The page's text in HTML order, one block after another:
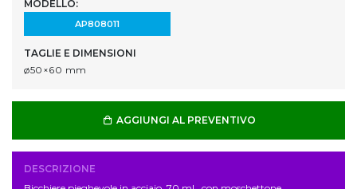
MODELLO:
AP808011
TAGLIE E DIMENSIONI
ø50×60 mm
AGGIUNGI AL PREVENTIVO
DESCRIZIONE